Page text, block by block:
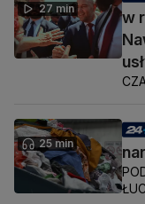
27 min
w
25 min